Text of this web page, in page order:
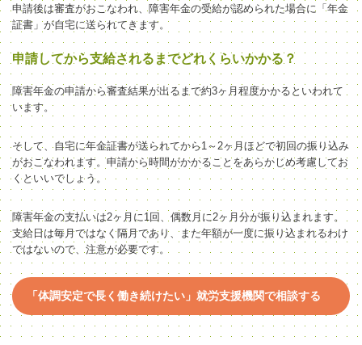
申請後は審査がおこなわれ、障害年金の受給が認められた場合に「年金
証書」が自宅に送られてきます。
申請してから支給されるまでどれくらいかかる？
障害年金の申請から審査結果が出るまで約3ヶ月程度かかるといわれて
います。
そして、自宅に年金証書が送られてから1～2ヶ月ほどで初回の振り込み
がおこなわれます。申請から時間がかかることをあらかじめ考慮してお
くといいでしょう。
障害年金の支払いは2ヶ月に1回、偶数月に2ヶ月分が振り込まれます。
支給日は毎月ではなく隔月であり、また年額が一度に振り込まれるわけ
ではないので、注意が必要です。
「体調安定で長く働き続けたい」就労支援機関で相談する